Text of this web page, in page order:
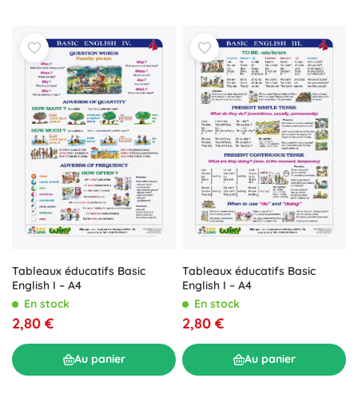
Tableaux éducatifs Basic
English I – A4
En stock
2,80 €
Au panier
Tableaux éducatifs Basic
English I – A4
En stock
2,80 €
Au panier